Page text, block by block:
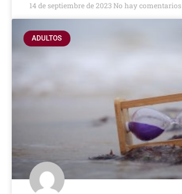
14 de septiembre de 2023No hay comentarios
ADULTOS